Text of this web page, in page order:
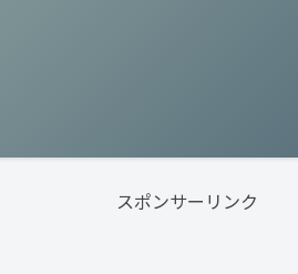
スポンサーリンク